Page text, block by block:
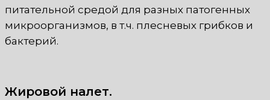
питательной средой для разных патогенных
микроорганизмов, в т.ч. плесневых грибков и
бактерий.
Жировой налет.